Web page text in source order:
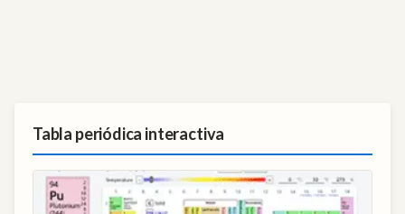
Tabla periódica interactiva